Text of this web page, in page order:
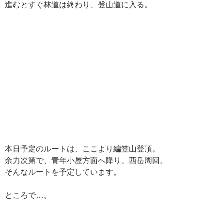
進むとすぐ林道は終わり、登山道に入る。
本日予定のルートは、ここより編笠山登頂。
余力次第で、青年小屋方面へ降り、西岳周回。
そんなルートを予定しています。
ところで…。